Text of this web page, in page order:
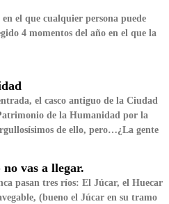
el que cualquier persona puede
4 momentos del año en el que la
el casco antiguo de la Ciudad
de la Humanidad por la
de ello, pero…¿La gente
vas a llegar.
pasan tres ríos: El Júcar, el Huecar
(bueno el Júcar en su tramo